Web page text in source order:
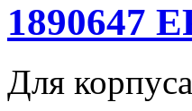
1890647
Для